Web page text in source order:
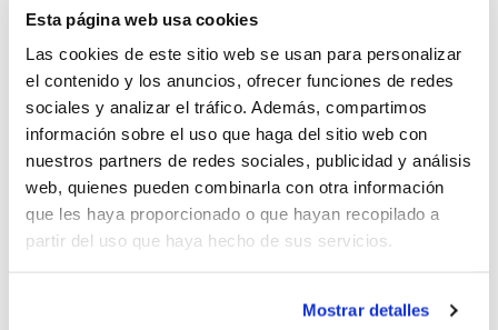
Esta página web usa cookies
Las cookies de este sitio web se usan para personalizar
el contenido y los anuncios, ofrecer funciones de redes
sociales y analizar el tráfico. Además, compartimos
información sobre el uso que haga del sitio web con
nuestros partners de redes sociales, publicidad y análisis
web, quienes pueden combinarla con otra información
que les haya proporcionado o que hayan recopilado a
partir del uso que haya hecho de sus servicios.
Mostrar detalles
Alberto Ausina suma otro MVP
Alberto Ausina, en el quinteto
de la semana